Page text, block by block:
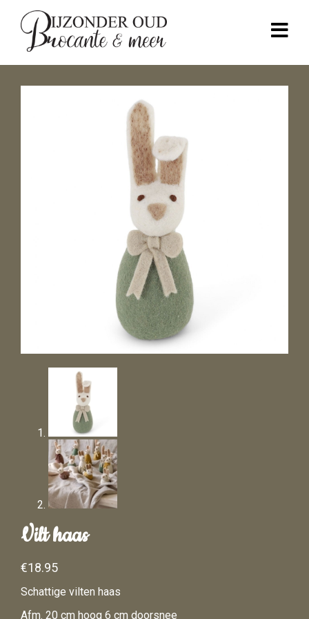
Home
Over mij
Webshop
Inspiratie
Contact
0
Vilt haas
€18.95
Schattige vilten haas
Afm. 20 cm hoog 6 cm doorsnee